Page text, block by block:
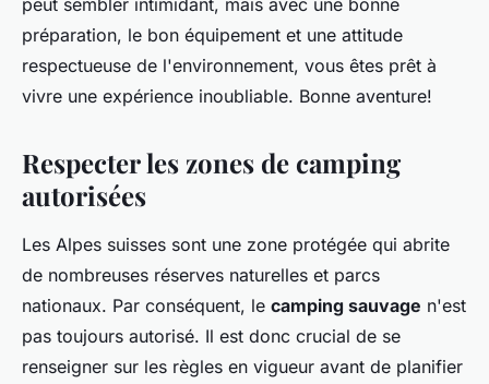
préparation, le bon équipement et une attitude
respectueuse de l'environnement, vous êtes prêt à
vivre une expérience inoubliable. Bonne aventure!
Respecter les zones de camping
autorisées
Les Alpes suisses sont une zone protégée qui abrite
de nombreuses réserves naturelles et parcs
nationaux. Par conséquent, le camping sauvage n'est
pas toujours autorisé. Il est donc crucial de se
renseigner sur les règles en vigueur avant de planifier